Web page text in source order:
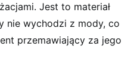
Jest to materiał
nie wychodzi z mody, co
przemawiający za jego